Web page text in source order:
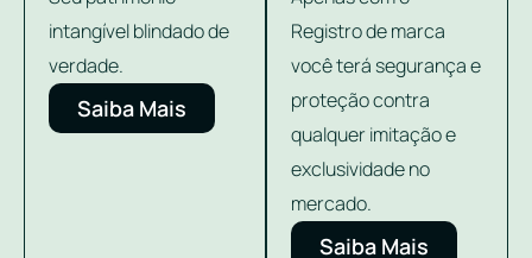
intangível blindado de
verdade.
Saiba Mais
Registro de marca
você terá segurança e
proteção contra
qualquer imitação e
exclusividade no
mercado.
Saiba Mais